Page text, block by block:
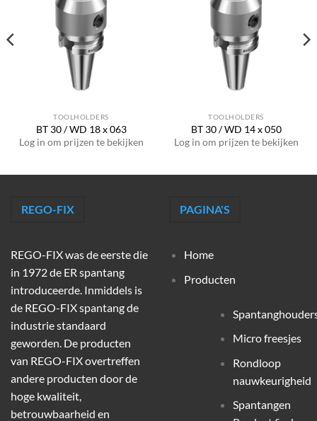
TOOLHOLDERS
BT 30 / WD 18 x 063
Log in om prijzen te bekijken
TOOLHOLDERS
BT 30 / WD 14 x 050
Log in om prijzen te bekijken
REGO-FIX
REGO-FIX was de eerste die
in 1972 de ER spantang
introduceerde. Inmiddels is
de REGO-FIX spantang de
industrie standaard
geworden. De producten
van REGO-FIX overtreffen
andere producten door de
hoge kwaliteit,
betrouwbaarheid en
PAGINA'S
Home
Producten
Micro freesjes
Rondloop
nauwkeurigheid
Spantangen